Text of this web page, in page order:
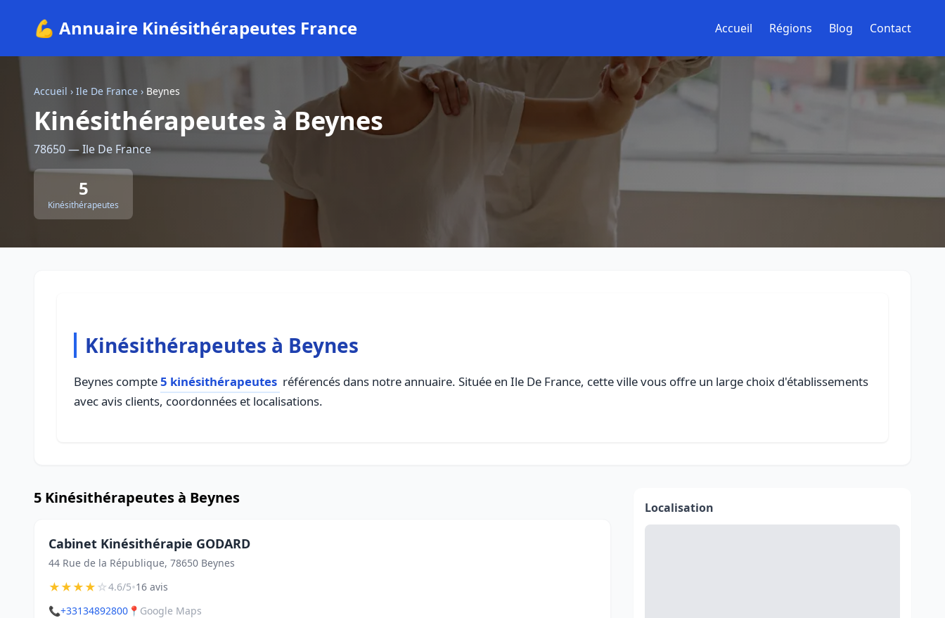
💪 Annuaire Kinésithérapeutes France Accueil Régions Blog Contact
Accueil › Ile De France › Beynes
Kinésithérapeutes à Beynes
78650 — Ile De France
5
Kinésithérapeutes
Kinésithérapeutes à Beynes
Beynes compte5 kinésithérapeutes référencés dans notre annuaire. Située en Ile De France, cette ville vous offre un large choix d'établissements
avec avis clients, coordonnées et localisations.
5 Kinésithérapeutes à Beynes
Cabinet Kinésithérapie GODARD
44 Rue de la République, 78650 Beynes
★★★★☆4.6/5•16 avis
📞+33134892800 📍 Google Maps
Localisation